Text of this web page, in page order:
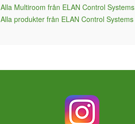
Alla Multiroom från ELAN Control Systems
Alla produkter från ELAN Control Systems